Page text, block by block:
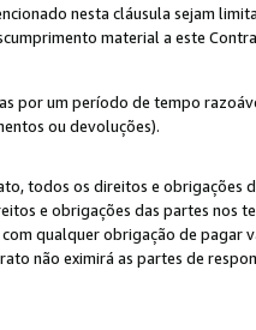
nesta cláusula sejam
material a este
por um período de tempo
ou devoluções).
todos os direitos e obrigações
e obrigações das partes nos
qualquer obrigação de
não eximirá as partes de